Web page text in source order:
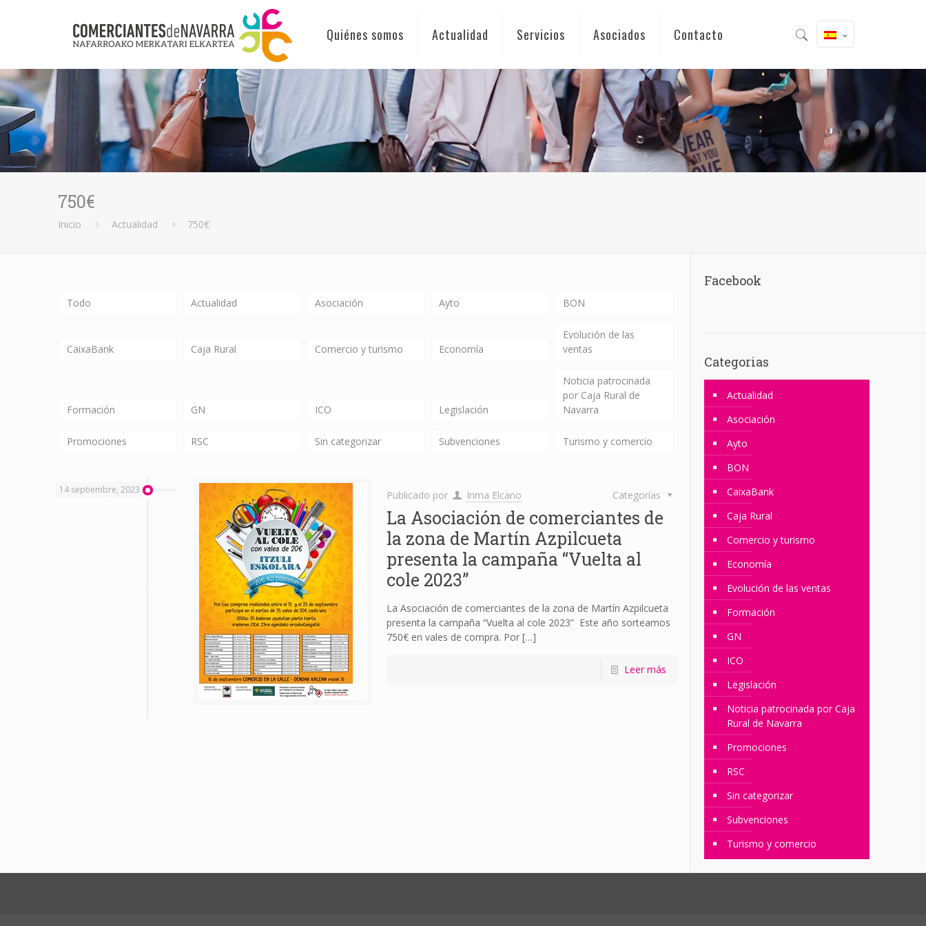
Quiénes somos Actualidad Servicios Asociados Contacto
750€
Inicio Actualidad 750€
Todo Actualidad Asociación Ayto BON
CaixaBank Caja Rural Comercio y turismo Economía
Evolución de las
ventas
Formación GN ICO Legislación
Noticia patrocinada
por Caja Rural de
Navarra
Promociones RSC Sin categorizar Subvenciones Turismo y comercio
14 septiembre, 2023 Publicado por Inma Elcano Categorías
La Asociación de comerciantes de
la zona de Martín Azpilcueta
presenta la campaña “Vuelta al
cole 2023”
La Asociación de comerciantes de la zona de Martín Azpilcueta
presenta la campaña “Vuelta al cole 2023” Este año sorteamos
750€ en vales de compra. Por[…]
Leer más
Facebook
Categorias
Actualidad
Asociación
Ayto
BON
CaixaBank
Caja Rural
Comercio y turismo
Economía
Evolución de las ventas
Formación
GN
ICO
Legislación
Noticia patrocinada por Caja
Rural de Navarra
Promociones
RSC
Sin categorizar
Subvenciones
Turismo y comercio